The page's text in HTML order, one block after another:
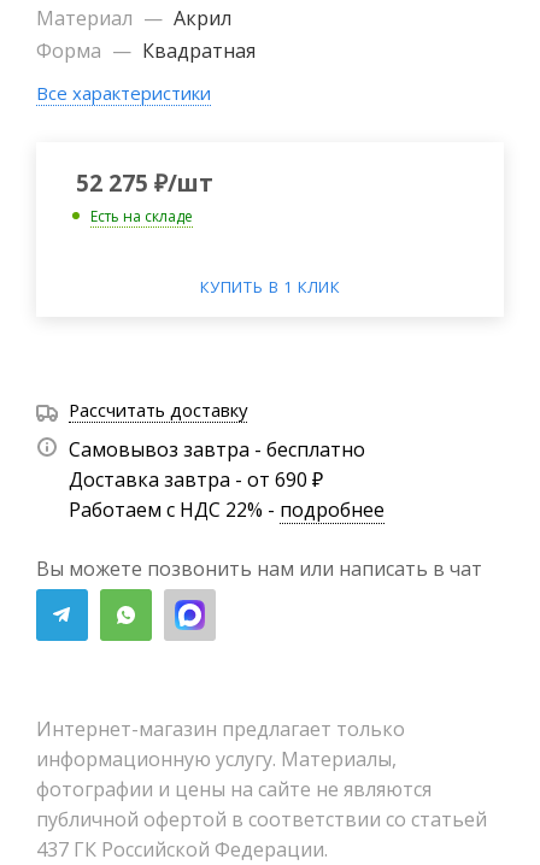
Материал — Акрил
Форма — Квадратная
Все характеристики
52 275 ₽/шт
Есть на складе
КУПИТЬ В 1 КЛИК
Рассчитать доставку
Самовывоз завтра - бесплатно
Доставка завтра - от 690 ₽
Работаем с НДС 22% - подробнее
Вы можете позвонить нам или написать в чат
Интернет-магазин предлагает только
информационную услугу. Материалы,
фотографии и цены на сайте не являются
публичной офертой в соответствии со статьей
437 ГК Российской Федерации.